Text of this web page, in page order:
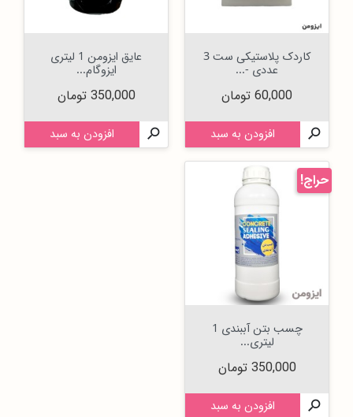
کاردک پلاستیکی ست 3
عددی -...
قیمت
60,000 تومان
 افزودن به سبد
عایق ایزومن 1 لیتری
ایزوگام...
قیمت
350,000 تومان
 افزودن به سبد
چسب بتن آببندی 1
لیتری...
قیمت
350,000 تومان
 افزودن به سبد
حراج!